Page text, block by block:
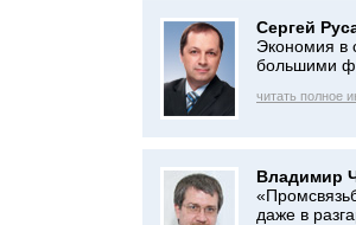
Сергей
Экономия в
большими
читать полное
Владимир
даже в